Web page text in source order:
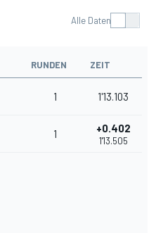
Alle Daten
RUNDEN ZEIT
1 1'13.103
1 +0.402
1'13.505